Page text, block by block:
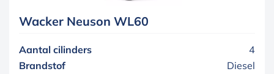
Wacker Neuson WL60
Aantal cilinders
4
Brandstof
Diesel